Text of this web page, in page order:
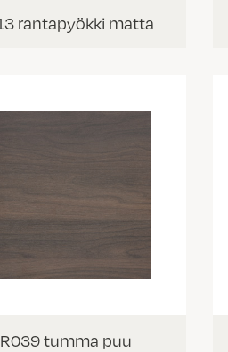
rantapyökki matta
R039 tumma puu